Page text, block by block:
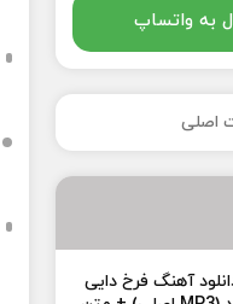
به واتساپ